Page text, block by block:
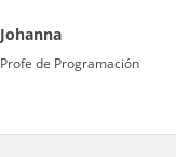
Johanna
Profe de Programación